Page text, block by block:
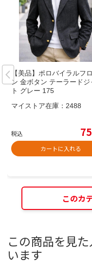
【美品】ポロバイラルフ
ン 金ボタン テーラードジ
ト グレー 175
マイストア在庫： 2488
税込
カートに入れる
このカ
この商品を見
います